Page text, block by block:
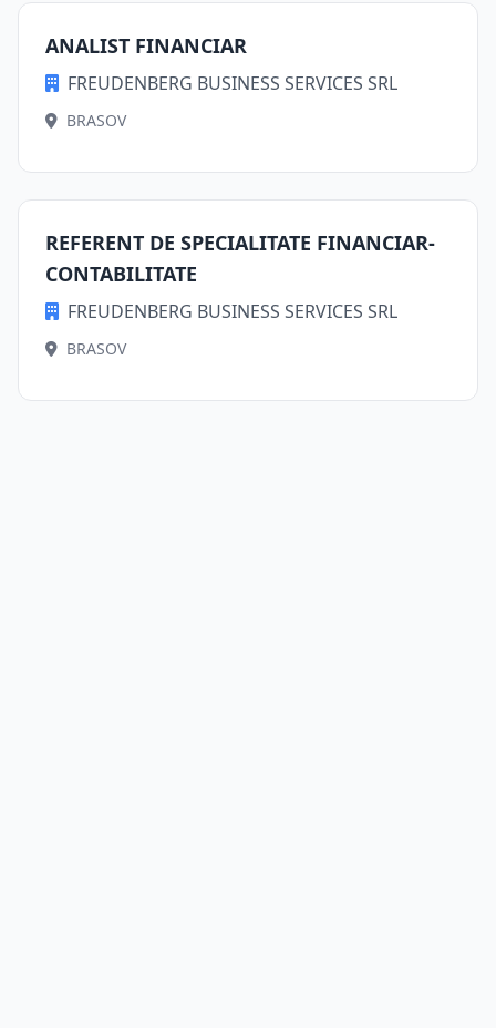
ANALIST FINANCIAR
FREUDENBERG BUSINESS SERVICES SRL
BRASOV
REFERENT DE SPECIALITATE FINANCIAR-
CONTABILITATE
FREUDENBERG BUSINESS SERVICES SRL
BRASOV